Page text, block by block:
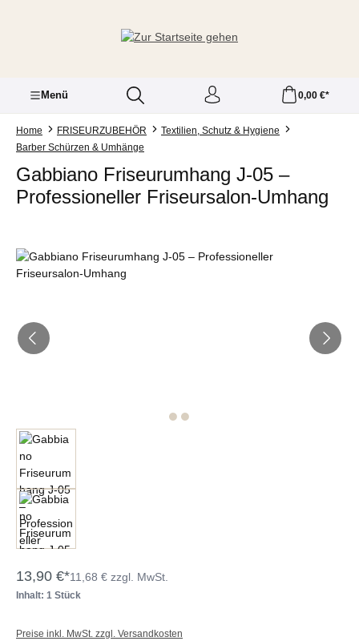
Menü 0,00 €*
Home FRISEURZUBEHÖR
Textilien, Schutz & Hygiene
Barber Schürzen & Umhänge
Gabbiano Friseurumhang J-05 –
Professioneller Friseursalon-Umhang
Bildergalerie überspringen
13,90 €*11,68 € zzgl. MwSt.
Inhalt: 1 Stück
Preise inkl. MwSt. zzgl. Versandkosten